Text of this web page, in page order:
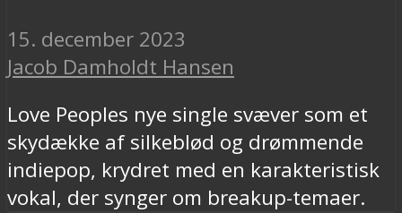
15. december 2023
Jacob Damholdt Hansen
Love Peoples nye single svæver som et
skydække af silkeblød og drømmende
indiepop, krydret med en karakteristisk
vokal, der synger om breakup-temaer.